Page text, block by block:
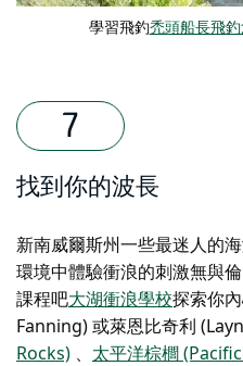
學習飛釣禿頭船長飛
找到你的波長
新南威爾斯州一些最迷人的
環境中體驗衝浪的刺激無與
課程吧大湖衝浪學校探索你
Fanning) 或萊恩比奇利
Rocks) 、 太平洋棕櫚